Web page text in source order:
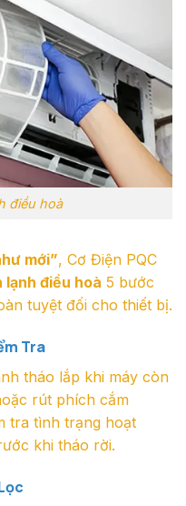
điều hoà
mới”, Cơ Điện PQC
lạnh điều hoà 5 bước
tuyệt đối cho thiết bị.
Tra
tháo lắp khi máy còn
rút phích cắm
tra tình trạng hoạt
khi tháo rời.